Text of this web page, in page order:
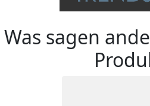
Was sagen